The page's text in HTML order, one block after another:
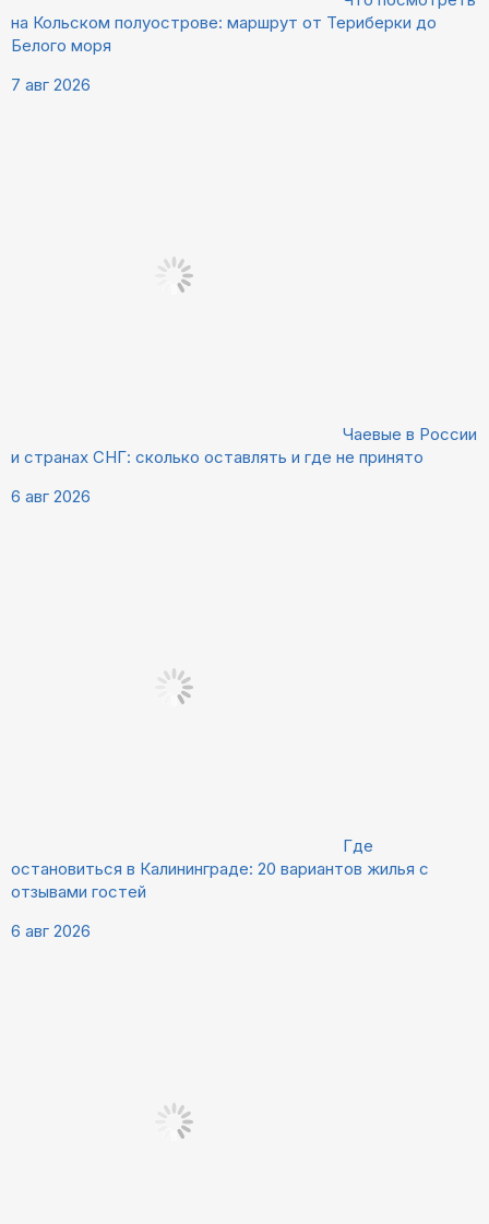
на Кольском полуострове: маршрут от Териберки до
Белого моря
7 авг 2026
Чаевые в России
и странах СНГ: сколько оставлять и где не принято
6 авг 2026
Где
остановиться в Калининграде: 20 вариантов жилья с
отзывами гостей
6 авг 2026